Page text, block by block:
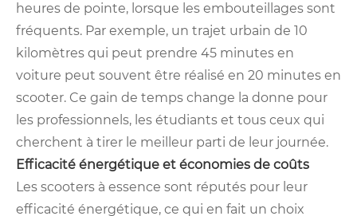
heures de pointe, lorsque les embouteillages sont
fréquents. Par exemple, un trajet urbain de 10
kilomètres qui peut prendre 45 minutes en
voiture peut souvent être réalisé en 20 minutes en
scooter. Ce gain de temps change la donne pour
les professionnels, les étudiants et tous ceux qui
cherchent à tirer le meilleur parti de leur journée.
Efficacité énergétique et économies de coûts
Les scooters à essence sont réputés pour leur
efficacité énergétique, ce qui en fait un choix